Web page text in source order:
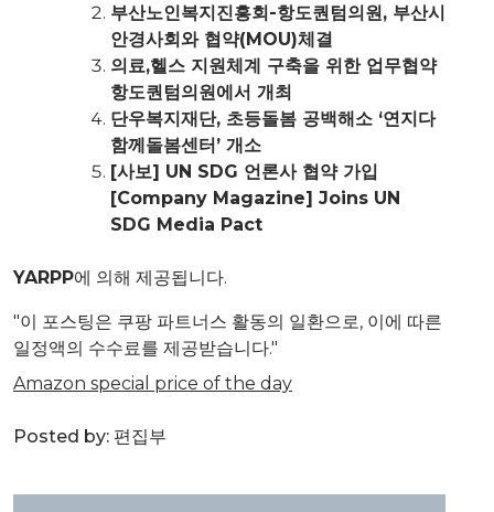
부산노인복지진흥회-항도퀀텀의원, 부산시
안경사회와 협약(MOU)체결
의료,헬스 지원체계 구축을 위한 업무협약
항도퀀텀의원에서 개최
단우복지재단, 초등돌봄 공백해소 ‘연지다
함께돌봄센터’ 개소
[사보] UN SDG 언론사 협약 가입
[Company Magazine] Joins UN
SDG Media Pact
YARPP에 의해 제공됩니다.
"이 포스팅은 쿠팡 파트너스 활동의 일환으로, 이에 따른
일정액의 수수료를 제공받습니다."
Amazon special price of the day
Posted by: 편집부